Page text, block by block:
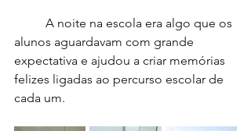
alunos aguardavam com grande
expectativa e ajudou a criar memórias
felizes ligadas ao percurso escolar de
cada um.